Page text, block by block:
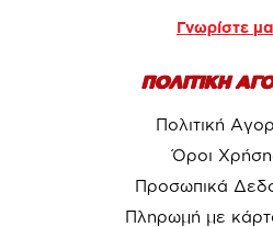
Γνωρίστε
ΠΟΛΙΤΙΚΗ
Πολιτική
Όροι
Προσωπικά
Πληρωμή με